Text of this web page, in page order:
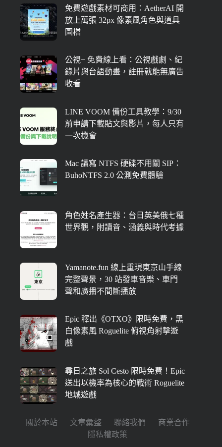
免費遊戲素材可商用：AetherAI 開
放上萬張 32px 像素風角色與道具
圖檔
公視+ 免費線上看：公視戲劇、紀
錄片與台語動畫，註冊就能無廣告
收看
LINE VOOM 備份工具教學：9/30
前申請下載貼文與影片，每人只有
一次機會
Mac 讀寫 NTFS 硬碟不用關 SIP：
BuhoNTFS 2.0 公測免費體驗
角色姓名產生器：台日英美俄七種
世界觀，附讀音、涵義與時代考據
Yamanote.fun 線上重現東京山手線
完整聲景，30 站發車音樂、車門
聲和廣播不間斷播放
Epic 釋出《OTXO》限時免費，黑
白像素風 Roguelite 俯視角射擊遊
戲
尋日之旅 Sol Cesto 限時免費！Epic
送出以機率為核心的戰術 Roguelite
地城遊戲
關於本站 文章彙整 聯絡我們
商業合作
隱私權政策